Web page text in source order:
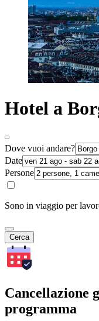
Hotel a
Dove vuoi andare?
Date
Persone
Sono in viaggio per
Cerca
Cancellazione
programma